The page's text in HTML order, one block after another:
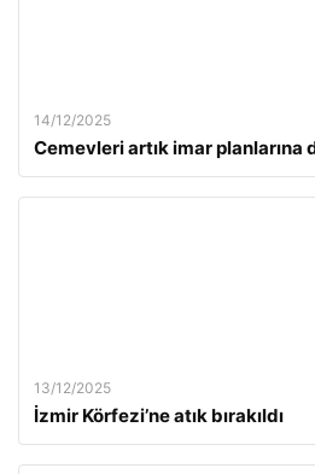
14/12/2025
Cemevleri artık imar planlarına
13/12/2025
İzmir Körfezi’ne atık bırakıldı